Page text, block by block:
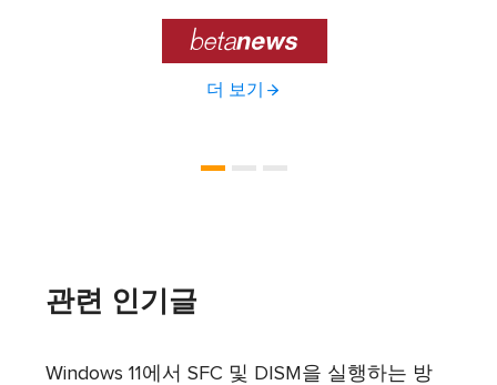

더 보기
관련 인기글
Windows 11에서 SFC 및 DISM을 실행하는 방